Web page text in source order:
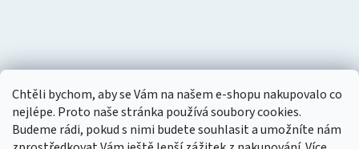
Chtěli bychom, aby se Vám na našem e-shopu nakupovalo co
nejlépe. Proto naše stránka používá soubory cookies.
Budeme rádi, pokud s nimi budete souhlasit a umožníte nám